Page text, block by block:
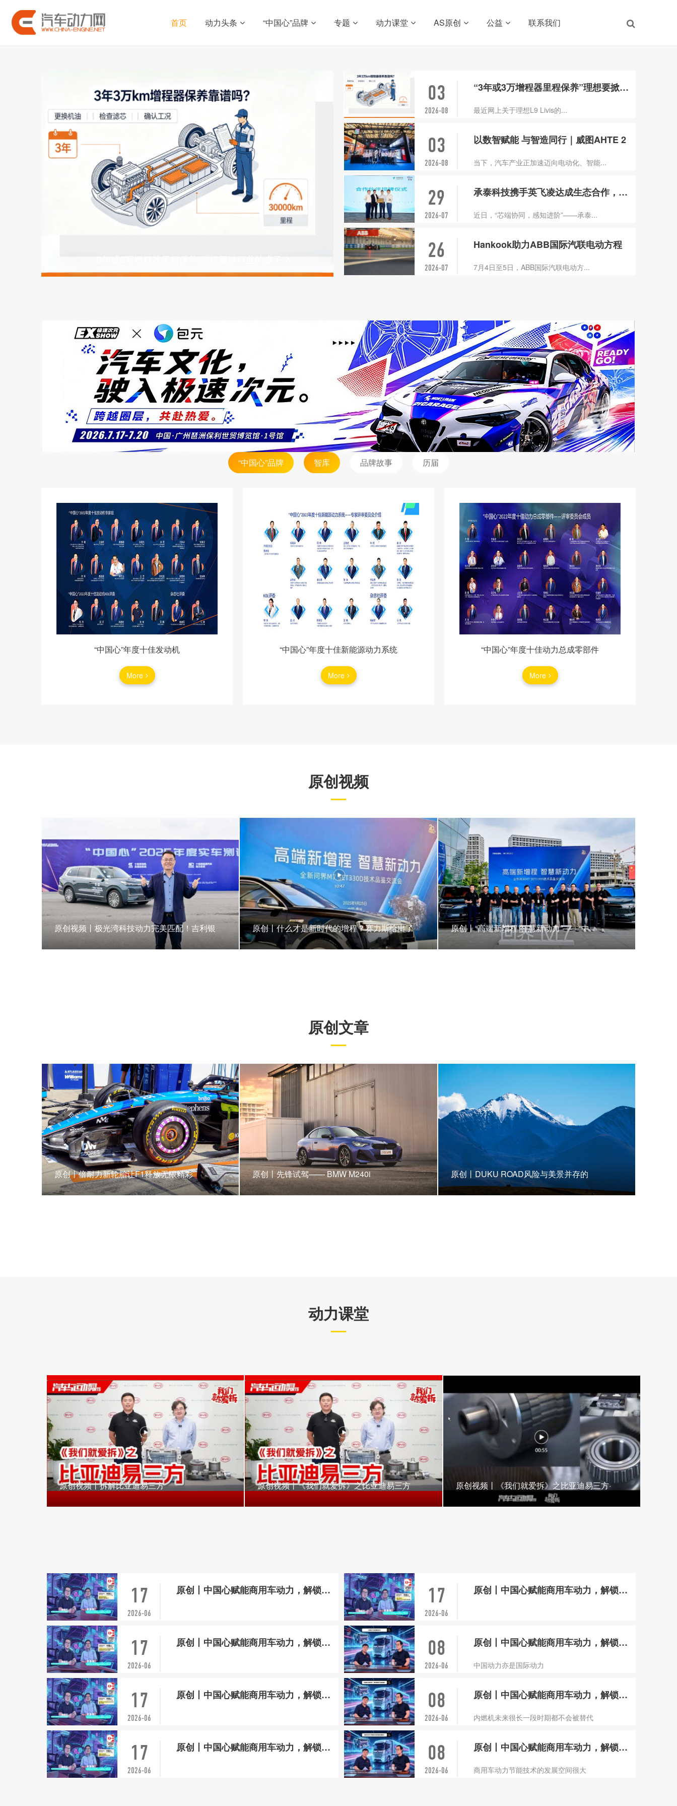
首页 动力头条 “中国心”品牌 专题 动力课堂 AS原创 公益 联系我们
以数智赋能 与智造同行｜威图AHTE 2026圆满收官
承泰科技携手英飞凌达成生态合作，新一代分布式雷达系统亮相深圳
Hankook助力ABB国际汽联电动方程式上海站圆满落幕
03
2026-08
“3年或3万增程器里程保养”理想要掀行业
​最近网上关于理想L9 Livis的...
03
2026-08
以数智赋能 与智造同行｜威图AHTE 2
当下，汽车产业正加速迈向电动化、智能...
29
2026-07
承泰科技携手英飞凌达成生态合作，新一代分
近日，“芯端协同，感知进阶”——承泰...
26
2026-07
Hankook助力ABB国际汽联电动方程
7月4日至5日，ABB国际汽联电动方...
“中国心”品牌 智库 品牌故事 历届
“中国心”年度十佳发动机
More
“中国心”年度十佳新能源动力系统
More
“中国心”年度十佳动力总成零部件
More
原创视频
原创视频丨极光湾科技动力完美匹配！吉利银 原创丨什么才是新时代的增程？赛力斯给出了 原创丨“高端新增程 智慧新动力”——“中
原创文章
原创丨倍耐力新轮胎让F1释放无限精彩 原创丨先锋试驾—— BMW M240i 原创丨DUKU ROAD风险与美景并存的
动力课堂
原创视频丨拆解比亚迪易三方 原创视频丨《我们就爱拆》之比亚迪易三方 原创视频丨《我们就爱拆》之比亚迪易三方·
17
2026-06
原创丨中国心赋能商用车动力，解锁产业新未
17
2026-06
原创丨中国心赋能商用车动力，解锁产业新未
17
2026-06
原创丨中国心赋能商用车动力，解锁产业新未
17
2026-06
原创丨中国心赋能商用车动力，解锁产业新未
17
2026-06
原创丨中国心赋能商用车动力，解锁产业新未
08
2026-06
原创丨中国心赋能商用车动力，解锁产业新未
中国动力亦是国际动力
08
2026-06
原创丨中国心赋能商用车动力，解锁产业新未
内燃机未来很长一段时期都不会被替代
08
2026-06
原创丨中国心赋能商用车动力，解锁产业新未
商用车动力节能技术的发展空间很大